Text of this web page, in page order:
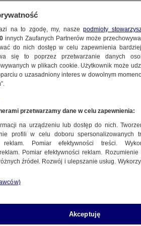
długa i miała wiele
na to zgodę, my, naszepodmioty
innych Zaufanych Partnerów może
do nich dostęp w celu zapewnienia
się to poprzez przetwarzanie danych
w plikach cookie. Użytkownik może
o uzasadniony interes w dowolnym
przetwarzamy dane w celu zapewnienia:
na urządzeniu lub dostęp do nich.
profili w celu doboru spersonalizowanych
reklam. Pomiar efektywności treści.
Pomiar efektywności reklam.
źródeł. Rozwój i ulepszanie usług.
Akceptuję